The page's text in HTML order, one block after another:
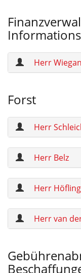
Herr
Forst
Herr
Herr Belz
Herr Höfling
Herr van